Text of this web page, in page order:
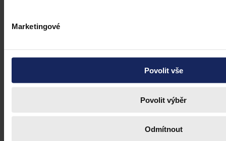
Marketingové
Povolit vše
Povolit výběr
Odmítnout